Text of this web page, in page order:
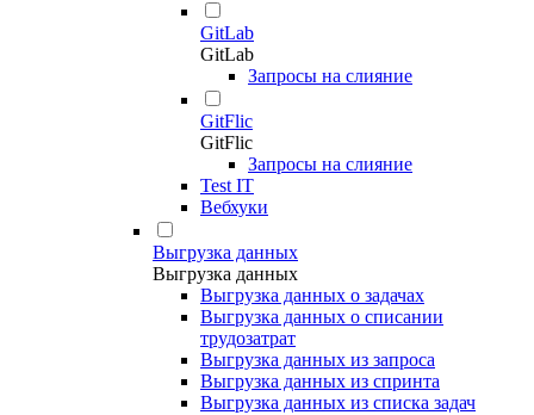
GitLab
GitLab
Запросы на слияние
GitFlic
GitFlic
Запросы на слияние
Test IT
Вебхуки
Выгрузка данных
Выгрузка данных
Выгрузка данных о задачах
Выгрузка данных о списании
трудозатрат
Выгрузка данных из запроса
Выгрузка данных из спринта
Выгрузка данных из списка задач